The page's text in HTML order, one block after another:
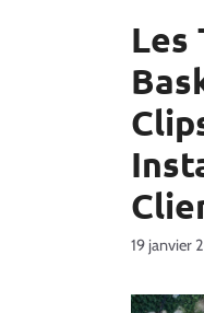
Les
19 janvier